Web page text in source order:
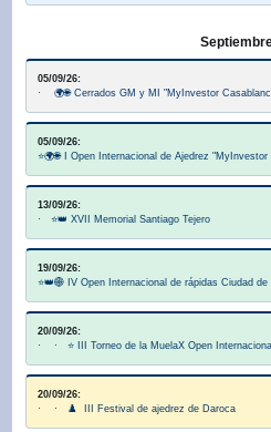
05/09/26:
· 🌍🌐 Cerrados GM y MI "MyInvestor
05/09/26:
⭐🌍🌐 I Open Internacional de Ajedrez
13/09/26:
· ⭐👑 XVII Memorial Santiago Tejero
19/09/26:
⭐👑🌐 IV Open Internacional de rápidas Ciudad de
20/09/26:
· · ⭐ III Torneo de la MuelaX Open
20/09/26:
· · ♟️ III Festival de ajedrez de Daroca